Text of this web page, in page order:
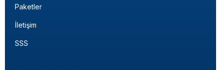
Paketler
İletişim
SSS